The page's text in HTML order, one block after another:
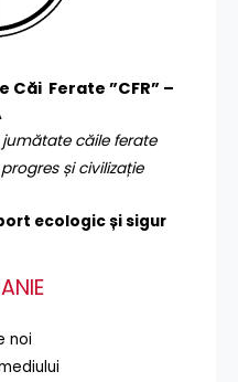
Căi Ferate ”CFR” –
căile ferate
și civilizație
ecologic și sigur
noi